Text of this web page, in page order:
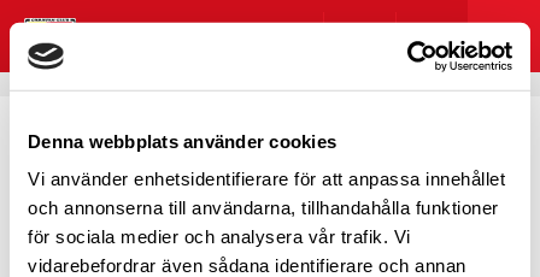
Denna webbplats använder cookies
Vi använder enhetsidentifierare för att anpassa innehållet
och annonserna till användarna, tillhandahålla funktioner
för sociala medier och analysera vår trafik. Vi
vidarebefordrar även sådana identifierare och annan
HOPPSAN! NÅGOT GICK
FEL